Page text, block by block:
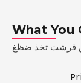
What You
قرشت ثخذ ضظغ